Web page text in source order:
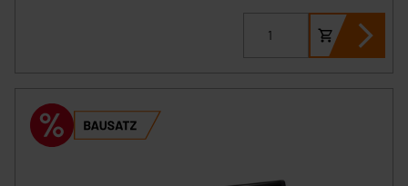
Überwachungsprogrammen verarbeiten, ohne dass
hiergegen Klagemöglichkeiten für Europäer bestehen.
Europäischen Kommission sowie einer eigenen
Beurteilung der mit der Datenübermittlung,